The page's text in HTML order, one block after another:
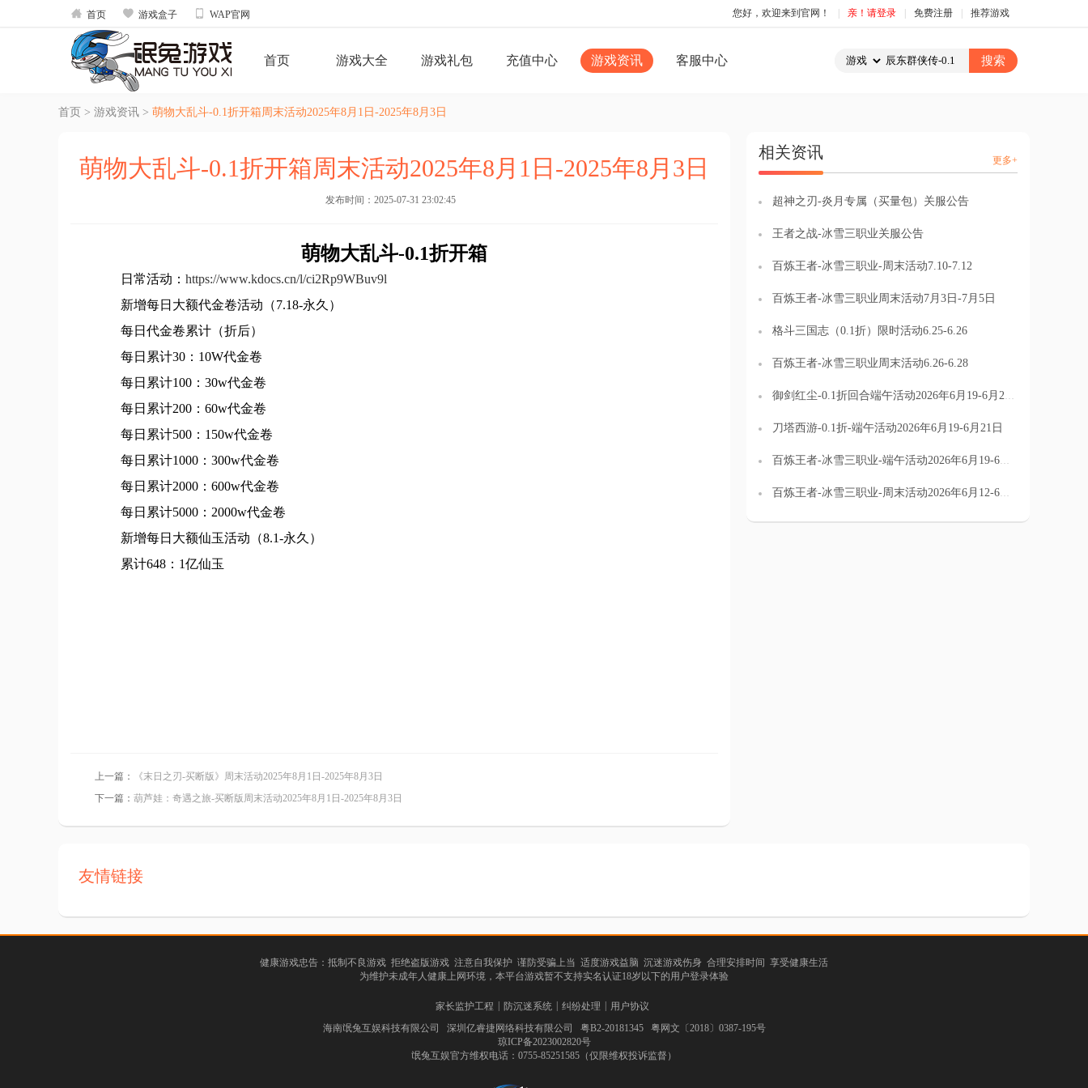
 首页  游戏盒子  WAP官网 您好，欢迎来到官网！ 亲！请登录 免费注册 推荐游戏
首页 游戏大全 游戏礼包 充值中心 游戏资讯 客服中心
首页 > 游戏资讯 > 萌物大乱斗-0.1折开箱周末活动2025年8月1日-2025年8月3日
萌物大乱斗-0.1折开箱周末活动2025年8月1日-2025年8月3日
发布时间：2025-07-31 23:02:45
萌物大乱斗-0.1折开箱
日常活动： https://www.kdocs.cn/l/ci2Rp9WBuv9l
新增每日大额代金卷活动（7.18-永久）
每日代金卷累计（折后）
每日累计30：10W代金卷
每日累计100：30w代金卷
每日累计200：60w代金卷
每日累计500：150w代金卷
每日累计1000：300w代金卷
每日累计2000：600w代金卷
每日累计5000：2000w代金卷
新增每日大额仙玉活动（8.1-永久）
累计648：1亿仙玉
上一篇：
《末日之刃-买断版》周末活动2025年8月1日-2025年8月3日
下一篇： 葫芦娃：奇遇之旅-买断版周末活动2025年8月1日-2025年8月3日
相关资讯 更多+
超神之刃-炎月专属（买量包）关服公告
王者之战-冰雪三职业关服公告
百炼王者-冰雪三职业-周末活动7.10-7.12
百炼王者-冰雪三职业周末活动7月3日-7月5日
格斗三国志（0.1折）限时活动6.25-6.26
百炼王者-冰雪三职业周末活动6.26-6.28
御剑红尘-0.1折回合端午活动2026年6月19-6月21日
刀塔西游-0.1折-端午活动2026年6月19-6月21日
百炼王者-冰雪三职业-端午活动2026年6月19-6月21日
百炼王者-冰雪三职业-周末活动2026年6月12-6月14日
友情链接
健康游戏忠告：抵制不良游戏 拒绝盗版游戏 注意自我保护 谨防受骗上当 适度游戏益脑 沉迷游戏伤身 合理安排时间 享受健康生活
为维护未成年人健康上网环境，本平台游戏暂不支持实名认证18岁以下的用户登录体验
家长监护工程 防沉迷系统 纠纷处理
用户协议
海南氓兔互娱科技有限公司 深圳亿睿捷网络科技有限公司 粤B2-20181345 粤网文〔2018〕0387-195号
琼ICP备2023002820号
氓兔互娱官方维权电话：0755-85251585（仅限维权投诉监督）